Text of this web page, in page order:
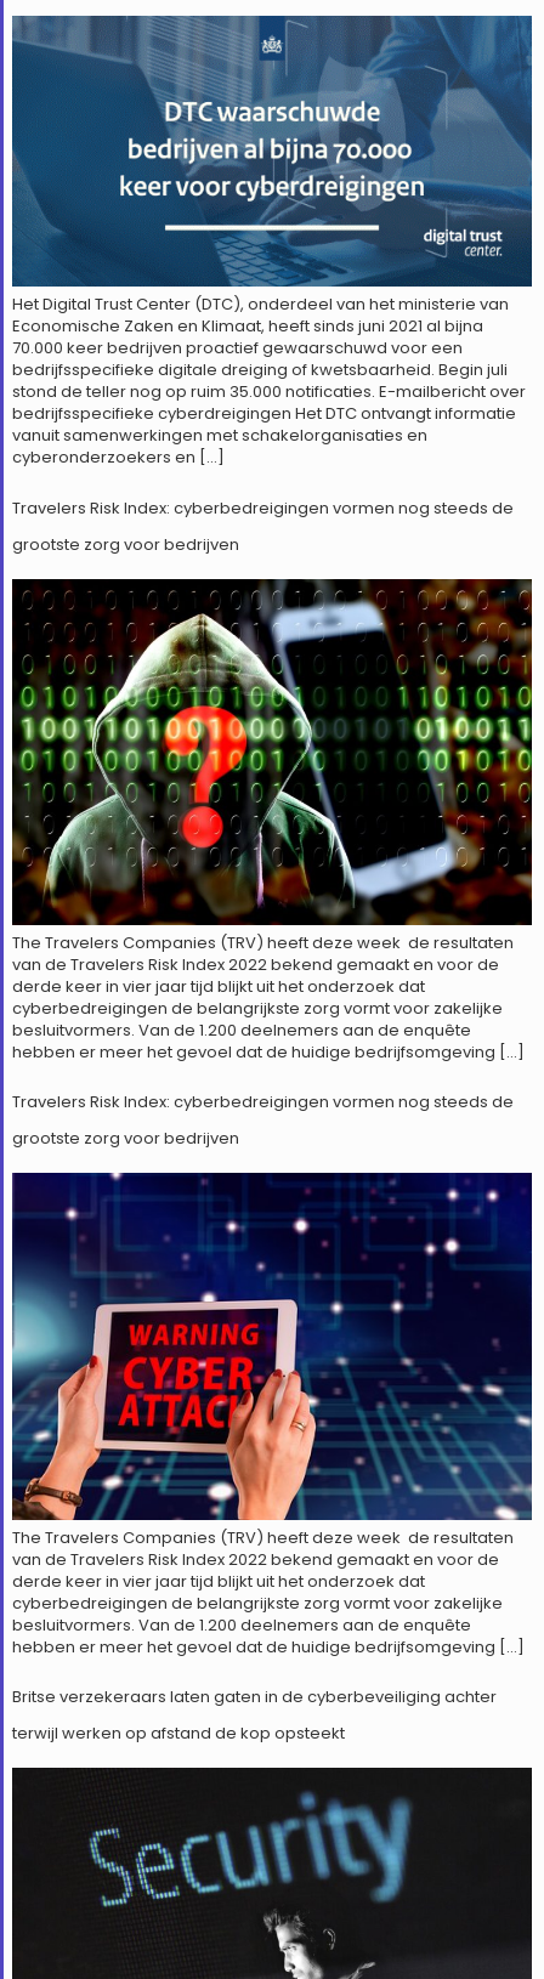
Het Digital Trust Center (DTC), onderdeel van het ministerie van
Economische Zaken en Klimaat, heeft sinds juni 2021 al bijna
70.000 keer bedrijven proactief gewaarschuwd voor een
bedrijfsspecifieke digitale dreiging of kwetsbaarheid. Begin juli
stond de teller nog op ruim 35.000 notificaties. E-mailbericht over
bedrijfsspecifieke cyberdreigingen Het DTC ontvangt informatie
vanuit samenwerkingen met schakelorganisaties en
cyberonderzoekers en […]
Travelers Risk Index: cyberbedreigingen vormen nog steeds de
grootste zorg voor bedrijven
The Travelers Companies (TRV) heeft deze week de resultaten
van de Travelers Risk Index 2022 bekend gemaakt en voor de
derde keer in vier jaar tijd blijkt uit het onderzoek dat
cyberbedreigingen de belangrijkste zorg vormt voor zakelijke
besluitvormers. Van de 1.200 deelnemers aan de enquête
hebben er meer het gevoel dat de huidige bedrijfsomgeving […]
Travelers Risk Index: cyberbedreigingen vormen nog steeds de
grootste zorg voor bedrijven
The Travelers Companies (TRV) heeft deze week de resultaten
van de Travelers Risk Index 2022 bekend gemaakt en voor de
derde keer in vier jaar tijd blijkt uit het onderzoek dat
cyberbedreigingen de belangrijkste zorg vormt voor zakelijke
besluitvormers. Van de 1.200 deelnemers aan de enquête
hebben er meer het gevoel dat de huidige bedrijfsomgeving […]
Britse verzekeraars laten gaten in de cyberbeveiliging achter
terwijl werken op afstand de kop opsteekt